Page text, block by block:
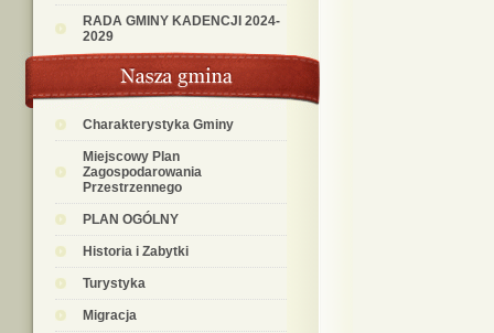
RADA GMINY KADENCJI 2024-
2029
Charakterystyka Gminy
Miejscowy Plan
Zagospodarowania
Przestrzennego
PLAN OGÓLNY
Historia i Zabytki
Turystyka
Migracja